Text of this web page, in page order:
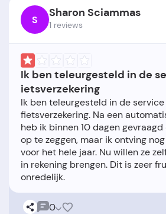
S Sharon Sciammas
1 reviews
Ik ben teleurgesteld in de
ietsverzekering
Ik ben teleurgesteld in de
fietsverzekering. Na een
heb ik binnen 10 dagen
op te zeggen, maar ik ontving
voor het hele jaar. Nu willen ze
in rekening brengen. Dit is zeer
0